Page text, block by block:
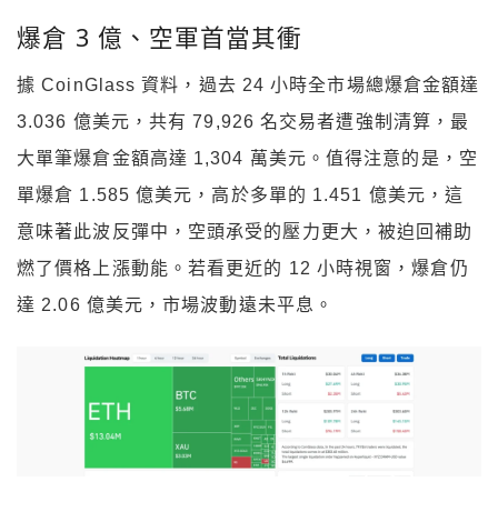
爆倉 3 億、空軍首當其衝
據 CoinGlass 資料，過去 24 小時全市場總爆倉金額達
3.036 億美元，共有 79,926 名交易者遭強制清算，最
大單筆爆倉金額高達 1,304 萬美元。值得注意的是，空
單爆倉 1.585 億美元，高於多單的 1.451 億美元，這
意味著此波反彈中，空頭承受的壓力更大，被迫回補助
燃了價格上漲動能。若看更近的 12 小時視窗，爆倉仍
達 2.06 億美元，市場波動遠未平息。